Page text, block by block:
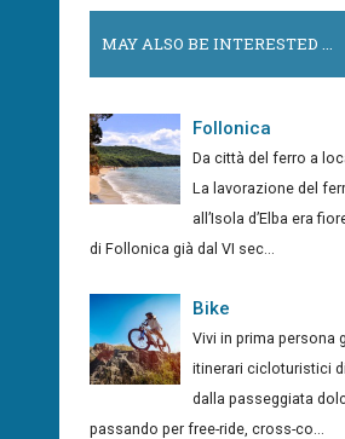
MAY ALSO BE INTERESTED ...
Follonica
Da città del ferro a
La lavorazione del
all’Isola d’Elba era
di Follonica già dal VI sec...
Bike
Vivi in prima persona
itinerari cicloturistici
dalla passeggiata
passando per free-ride, cross-co...